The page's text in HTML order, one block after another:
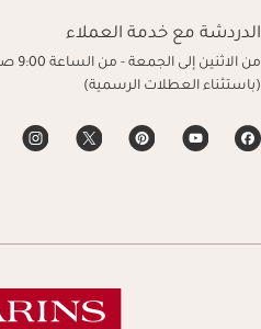
الدردشة مع خدمة العملاء
من الاثنين إلى الجمعة - من الساعة 9:00 صباحاً حتى 6:00 مساءً
(باستثناء العطلات الرسمية)